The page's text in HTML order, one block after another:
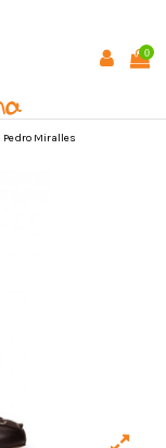
0
Pedro Miralles